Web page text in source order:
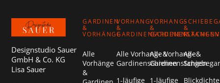
Designstudio Sauer
GmbH & Co. KG
Lisa Sauer
GARDINEN
&
VORHÄNGE
Alle
Vorhänge
&
VORHANG-
&
GARDINENSCHIENEN
Alle Vorhang- &
Gardinenschienen
1-läufige
VORHANG-
&
GARDINENSTANGEN
Alle Vorhang- &
Gardinenstangen
1-läufige
&
Alle
Blickdichte